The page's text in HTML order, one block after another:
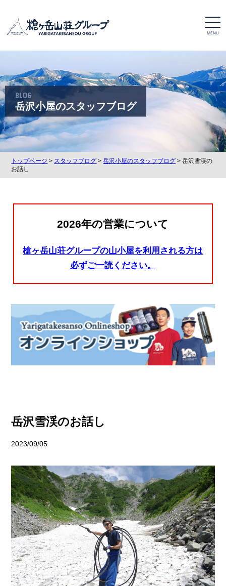
t
o
g
l
n
a
v
g
a
o
n
BLOG
岳沢小屋のスタッフブログ
トップページ > スタッフブログ >岳沢小屋のスタッフブログ > 岳沢雪渓の
お話し
2026年の営業について
槍ヶ岳山荘グループの山小屋を利用される方は
必ずご一読ください。
岳沢雪渓のお話し
2023/09/05